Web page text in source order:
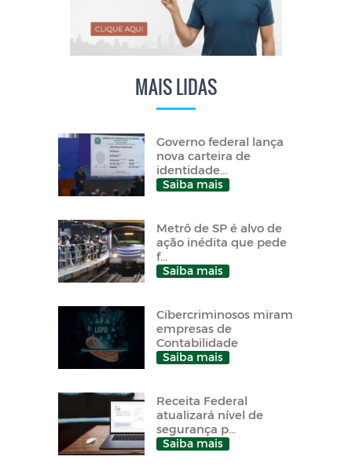
MAIS LIDAS
Governo federal lança
nova carteira de
identidade...
Saiba mais
Metrô de SP é alvo de
ação inédita que pede
f...
Saiba mais
Cibercriminosos miram
empresas de
Contabilidade
Saiba mais
Receita Federal
atualizará nível de
segurança p...
Saiba mais